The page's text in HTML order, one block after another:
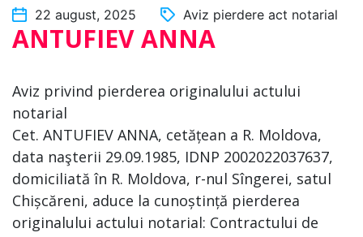
22 august, 2025 Aviz pierdere act notarial
ANTUFIEV ANNA
Aviz privind pierderea originalului actului
notarial
Cet. ANTUFIEV ANNA, cetățean a R. Moldova,
data naşterii 29.09.1985, IDNP 2002022037637,
domiciliată în R. Moldova, r-nul Sîngerei, satul
Chișcăreni, aduce la cunoștință pierderea
originalului actului notarial: Contractului de